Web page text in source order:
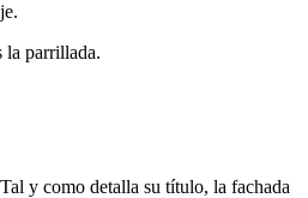
la parrillada.
y como detalla su título, la fachada